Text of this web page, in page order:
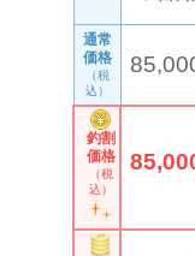
通常
価格
（税
込）
釣割
価格
（税
込）